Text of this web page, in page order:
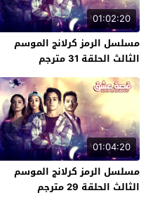
01:02:20
مسلسل الرمز كرلانج الموسم
الثالث الحلقة 31 مترجم
01:04:20
مسلسل الرمز كرلانج الموسم
الثالث الحلقة 29 مترجم